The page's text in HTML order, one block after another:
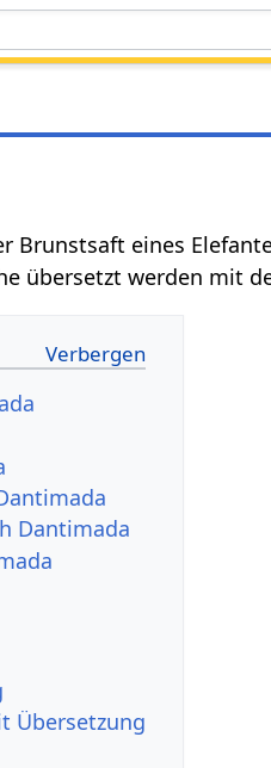
Brunstsaft eines
übersetzt werden mit
Dantimada
Übersetzung